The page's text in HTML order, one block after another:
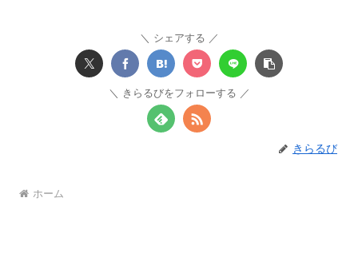
シェアする
きらるびをフォローする
きらるび
ホーム